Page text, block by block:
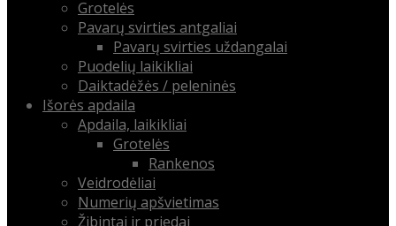
Grotelės
Pavarų svirties antgaliai
Pavarų svirties uždangalai
Puodelių laikikliai
Daiktadėžės / peleninės
Išorės apdaila
Apdaila, laikikliai
Grotelės
Rankenos
Veidrodėliai
Numerių apšvietimas
Žibintai ir priedai